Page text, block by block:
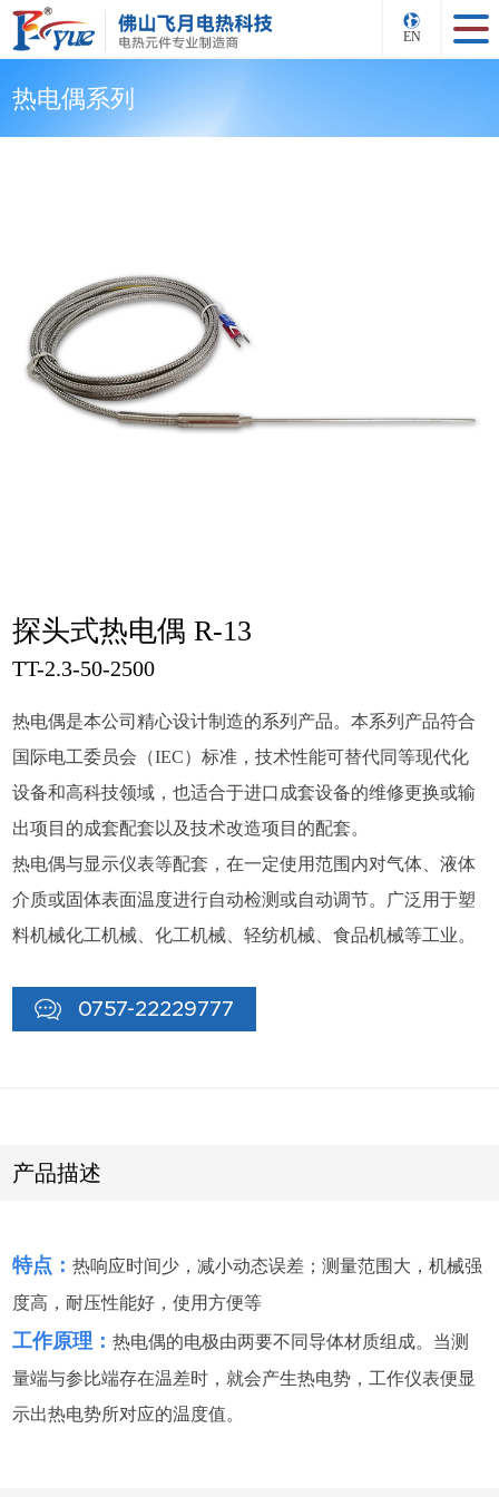
EN
热电偶系列
探头式热电偶 R-13
TT-2.3-50-2500
热电偶是本公司精心设计制造的系列产品。本系列产品符合
国际电工委员会（IEC）标准，技术性能可替代同等现代化
设备和高科技领域，也适合于进口成套设备的维修更换或输
出项目的成套配套以及技术改造项目的配套。
热电偶与显示仪表等配套，在一定使用范围内对气体、液体
介质或固体表面温度进行自动检测或自动调节。广泛用于塑
料机械化工机械、化工机械、轻纺机械、食品机械等工业。
0757-22229777
产品描述
特点：热响应时间少，减小动态误差；测量范围大，机械强
度高，耐压性能好，使用方便等
工作原理：热电偶的电极由两要不同导体材质组成。当测
量端与参比端存在温差时，就会产生热电势，工作仪表便显
示出热电势所对应的温度值。